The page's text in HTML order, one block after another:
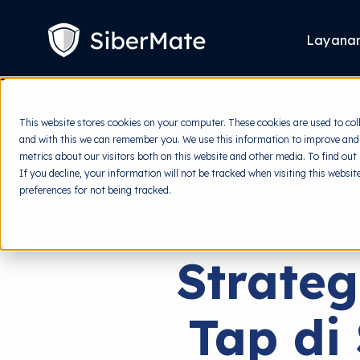
This website stores cookies on your computer. These cookies are used to
and with this we can remember you. We use this information to improve
metrics about our visitors both on this website and other media. To find
If you decline, your information will not be tracked when visiting this
preferences for not being tracked.
CONTENT
Tap di